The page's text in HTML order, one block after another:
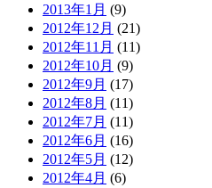
2013年1月 (9)
2012年12月 (21)
2012年11月 (11)
2012年10月 (9)
2012年9月 (17)
2012年8月 (11)
2012年7月 (11)
2012年6月 (16)
2012年5月 (12)
2012年4月 (6)